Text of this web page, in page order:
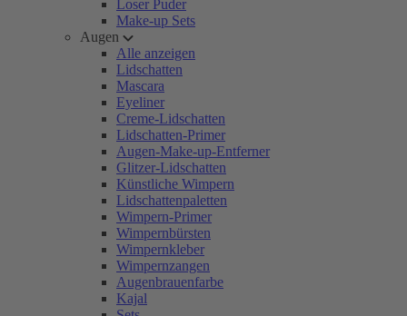
Loser Puder
Make-up Sets
Augen
Alle anzeigen
Lidschatten
Mascara
Eyeliner
Creme-Lidschatten
Lidschatten-Primer
Augen-Make-up-Entferner
Glitzer-Lidschatten
Künstliche Wimpern
Lidschattenpaletten
Wimpern-Primer
Wimpernbürsten
Wimpernkleber
Wimpernzangen
Augenbrauenfarbe
Kajal